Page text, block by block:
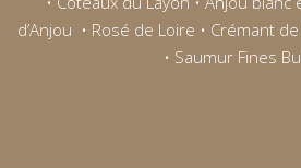
d’Anjou • Rosé de Loire • Crémant
• Saumur Fines